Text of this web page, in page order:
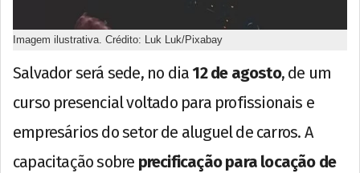
Imagem ilustrativa. Crédito: Luk Luk/Pixabay
Salvador será sede, no dia 12 de agosto, de um
curso presencial voltado para profissionais e
empresários do setor de aluguel de carros. A
capacitação sobre precificação para locação de